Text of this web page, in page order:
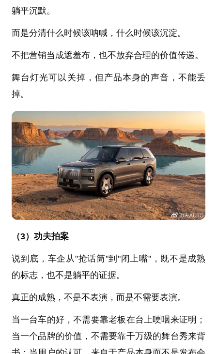
躺平沉默。
而是分清什么时候该呐喊，什么时候该沉淀。
不把营销当成遮羞布，也不放弃合理的价值传递。
舞台灯光可以关掉，但产品本身的声音，不能丢
掉。
（3）功夫拍案
说到底，车企从"抢话筒"到"闭上嘴"，既不是成熟
的标志，也不是躺平的证据。
真正的成熟，不是不表演，而是不需要表演。
当一台车的好，不需要靠老板在台上哽咽来证明；
当一个品牌的价值，不需要靠千万级的舞台秀来背